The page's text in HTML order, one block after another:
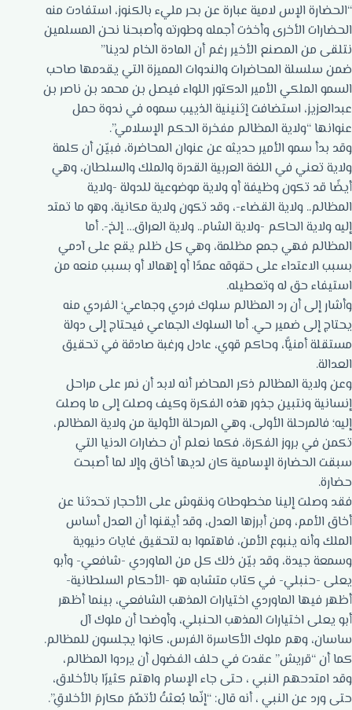
“الحضارة الإس لامية عبارة عن بحر مليء بالكنوز، استفادت منه
الحضارات الأخرى وأخذت أجمله وطورته وأصبحنا نحن المسلمين
نتلقى من المصنع الأخير رغم أن المادة الخام لدينا”
ضمن سلسلة المحاضرات والندوات المميزة التي يقدمها صاحب
السمو الملكي الأمير الدكتور اللواء فيصل بن محمد بن ناصر بن
عبدالعزيز، استضافت إثنينية الذييب سموه في ندوة حمل
عنوانها “ولاية المظالم مفخرة الحكم الإسلامي”.
وقد بدأ سمو الأمير حديثه عن عنوان المحاضرة، فبيّن أن كلمة
ولاية تعني في اللغة العربية القدرة والملك والسلطان، وهي
أيضًا قد تكون وظيفة أو ولاية موضوعية للدولة -ولاية
المظالم.. ولاية القضاء-، وقد تكون ولاية مكانية، وهو ما تمتد
إليه ولاية الحاكم -ولاية الشام.. ولاية العراق… إلخ-. أما
المظالم فهي جمع مظلمة، وهي كل ظلم يقع على آدمي
بسبب الاعتداء على حقوقه عمدًا أو إهمالا أو بسبب منعه من
استيفاء حق له وتعطيله.
وأشار إلى أن رد المظالم سلوك فردي وجماعي؛ الفردي منه
يحتاج إلى ضمير حي. أما السلوك الجماعي فيحتاج إلى دولة
مستقلة أمنيًّا، وحاكم قوي، عادل ورغبة صادقة في تحقيق
العدالة.
وعن ولاية المظالم ذكر المحاضر أنه لابد أن نمر على مراحل
إنسانية ونتبين جذور هذه الفكرة وكيف وصلت إلى ما وصلت
إليه؛ فالمرحلة الأولى، وهي المرحلة الأولية من ولاية المظالم،
تكمن في بروز الفكرة، فكما نعلم أن حضارات الدنيا التي
سبقت الحضارة الإسامية كان لديها أخاق وإلا لما أصبحت
حضارة.
فقد وصلت إلينا مخطوطات ونقوش على الأحجار تحدثنا عن
أخاق الأمم، ومن أبرزها العدل، وقد أيقنوا أن العدل أساس
الملك وأنه ينبوع الأمن، فاهتموا به لتحقيق غايات دنيوية
وسمعة جيدة، وقد بيّن ذلك كل من الماوردي -شافعي- وأبو
يعلى -حنبلي- في كتاب متشابه هو -الأحكام السلطانية-
أظهر فيها الماوردي اختيارات المذهب الشافعي، بينما أظهر
أبو يعلى اختيارات المذهب الحنبلي، وأوضحا أن ملوك آل
ساسان، وهم ملوك الأكاسرة الفرس، كانوا يجلسون للمظالم.
كما أن “قريش” عقدت في حلف الفضول أن يردوا المظالم،
وقد امتدحهم النبي ، حتى جاء الإسام واهتم كثيرًا بالأخلاق،
حتى ورد عن النبي ، أنه قال: “إنّما بُعثتُ لأتمِّمَ مكارمَ الأخلاقِ”.